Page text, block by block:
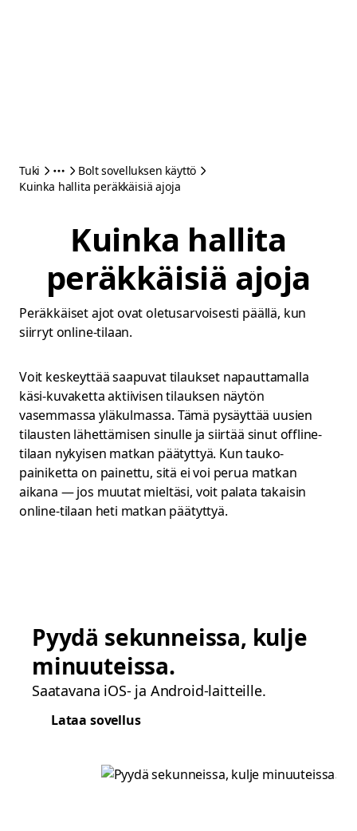
Tuki
Bolt sovelluksen käyttö
Kuinka hallita peräkkäisiä ajoja
Kuinka hallita
peräkkäisiä ajoja
Peräkkäiset ajot ovat oletusarvoisesti päällä, kun
siirryt online-tilaan.
Voit keskeyttää saapuvat tilaukset napauttamalla
käsi-kuvaketta aktiivisen tilauksen näytön
vasemmassa yläkulmassa. Tämä pysäyttää uusien
tilausten lähettämisen sinulle ja siirtää sinut offline-
tilaan nykyisen matkan päätyttyä. Kun tauko-
painiketta on painettu, sitä ei voi perua matkan
aikana — jos muutat mieltäsi, voit palata takaisin
online-tilaan heti matkan päätyttyä.
Pyydä sekunneissa, kulje
minuuteissa.
Saatavana iOS- ja Android-laitteille.
Lataa sovellus